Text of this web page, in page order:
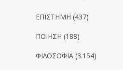
ΕΠΙΣΤΗΜΗ (437)
ΠΟΙΗΣΗ (188)
ΦΙΛΟΣΟΦΙΑ (3.154)